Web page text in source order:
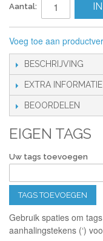
Aantal:
Voeg toe aan
BESCHRIJVING
EXTRA INFORMATIE
BEOORDELEN
EIGEN TAGS
Uw tags toevoegen
TAGS TOEVOEGEN
Gebruik spaties om
aanhalingstekens (‘)